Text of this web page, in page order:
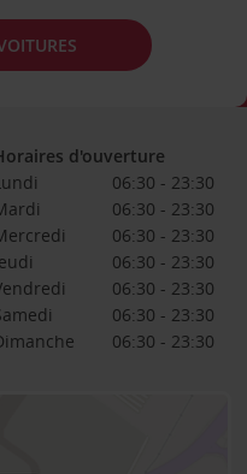
d'ouverture
06:30 - 23:30
06:30 - 23:30
06:30 - 23:30
06:30 - 23:30
06:30 - 23:30
06:30 - 23:30
06:30 - 23:30